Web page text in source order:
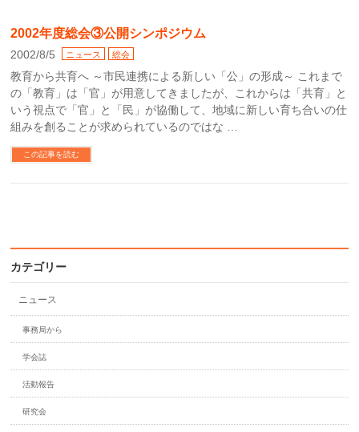
2002年度総会③公開シンポジウム
2002/8/5 ニュース 総会
教育から共育へ ～市民連携による新しい「公」の形成～ これまで
の「教育」は「官」が用意してきましたが、これからは「共育」と
いう視点で「官」と「民」が協働して、地域に新しい育ち合いの仕
組みを創ることが求められているのではな …
この記事を読む
カテゴリー
ニュース
事務局から
学会誌
活動報告
研究会